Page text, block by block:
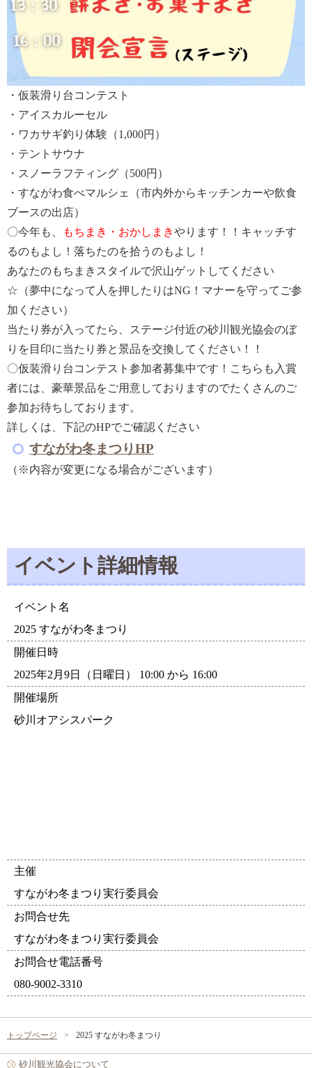
・仮装滑り台コンテスト
・アイスカルーセル
・ワカサギ釣り体験（1,000円）
・テントサウナ
・スノーラフティング（500円）
・すながわ食べマルシェ（市内外からキッチンカーや飲食
ブースの出店）
〇今年も、
もちまき・おかしまきやります！！キャッチす
るのもよし！落ちたのを拾うのもよし！
あなたのもちまきスタイルで沢山ゲットしてください
☆（夢中になって人を押したりはNG！マナーを守ってご参
加ください）
当たり券が入ってたら、ステージ付近の砂川観光協会のぼ
りを目印に当たり券と景品を交換してください！！
〇仮装滑り台コンテスト参加者募集中です！こちらも入賞
者には、豪華景品をご用意しておりますのでたくさんのご
参加お待ちしております。
詳しくは、下記のHPでご確認ください
すながわ冬まつりHP
（※内容が変更になる場合がございます）
イベント詳細情報
イベント名
2025 すながわ冬まつり
開催日時
2025年2月9日（日曜日） 10:00 から 16:00
開催場所
砂川オアシスパーク
主催
すながわ冬まつり実行委員会
お問合せ先
すながわ冬まつり実行委員会
お問合せ電話番号
080-9002-3310
トップページ 2025 すながわ冬まつり
砂川観光協会について